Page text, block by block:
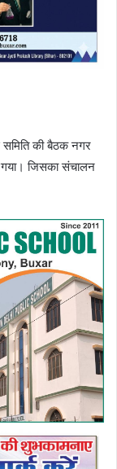
समिति की बैठक नगर
गया। जिसका संचालन